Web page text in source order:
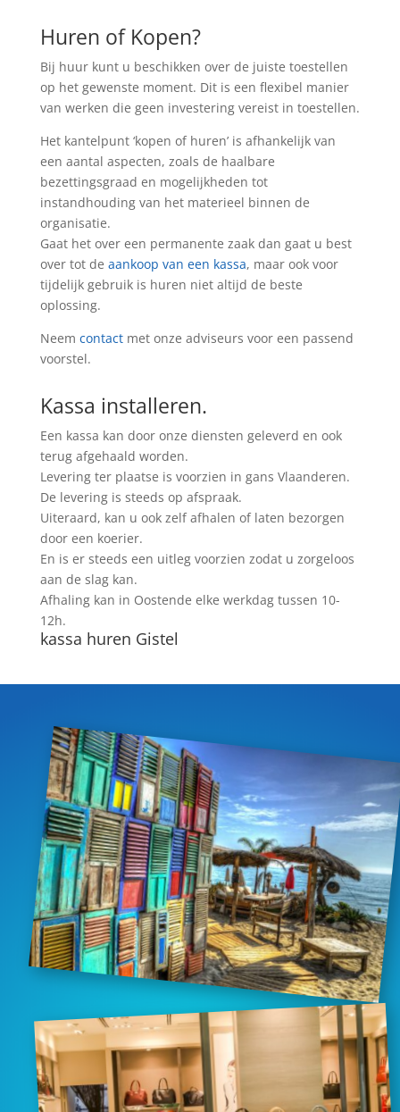
Huren of Kopen?
Bij huur kunt u beschikken over de juiste toestellen
op het gewenste moment. Dit is een flexibel manier
van werken die geen investering vereist in toestellen.
Het kantelpunt ‘kopen of huren’ is afhankelijk van
een aantal aspecten, zoals de haalbare
bezettingsgraad en mogelijkheden tot
instandhouding van het materieel binnen de
organisatie.
Gaat het over een permanente zaak dan gaat u best
over tot de aankoop van een kassa, maar ook voor
tijdelijk gebruik is huren niet altijd de beste
oplossing.
Neem contactmet onze adviseurs voor een passend
voorstel.
Kassa installeren.
Een kassa kan door onze diensten geleverd en ook
terug afgehaald worden.
Levering ter plaatse is voorzien in gans Vlaanderen.
De levering is steeds op afspraak.
Uiteraard, kan u ook zelf afhalen of laten bezorgen
door een koerier.
En is er steeds een uitleg voorzien zodat u zorgeloos
aan de slag kan.
Afhaling kan in Oostende elke werkdag tussen 10-
12h.
kassa huren Gistel